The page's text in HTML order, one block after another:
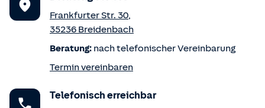
Frankfurter Str. 30,
35236 Breidenbach
Beratung: nach telefonischer Vereinbarung
Termin vereinbaren
Telefonisch erreichbar